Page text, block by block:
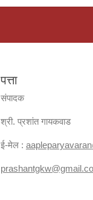
पत्ता
संपादक
श्री. प्रशांत गायकवाड
ई-मेल : aapleparyavaran